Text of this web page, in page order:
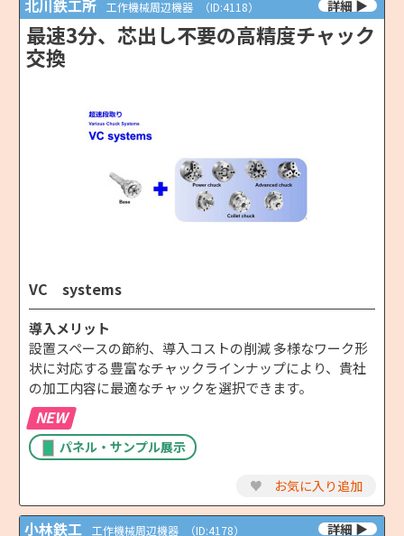
北川鉄工所 工作機械周辺機器 （ID:4118）
最速3分、芯出し不要の高精度チャック
交換
VC systems
導入メリット
設置スペースの節約、導入コストの削減 多様なワーク形
状に対応する豊富なチャックラインナップにより、貴社
の加工内容に最適なチャックを選択できます。
NEW
パネル・サンプル展示
♥ お気に入り追加
小林鉄工 工作機械周辺機器 （ID:4178）